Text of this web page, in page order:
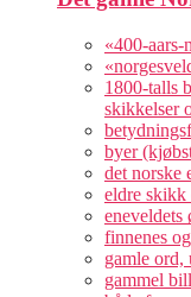
«400-aars-
1800-talls
skikkelser
byer
det norske
eldre skikk
eneveldets
finnenes
gamle ord,
gammel